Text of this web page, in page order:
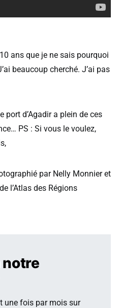
ans que je ne sais pourquoi
beaucoup cherché. J’ai pas
port d’Agadir a plein de ces
PS : Si vous le voulez,
par Nelly Monnier et
l’Atlas des Régions
notre
une fois par mois sur